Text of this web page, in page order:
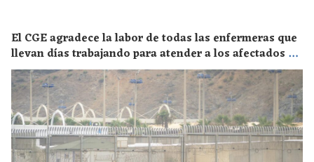
El CGE agradece la labor de todas las enfermeras que
llevan días trabajando para atender a los afectados de
la crisis migratoria de Ceuta